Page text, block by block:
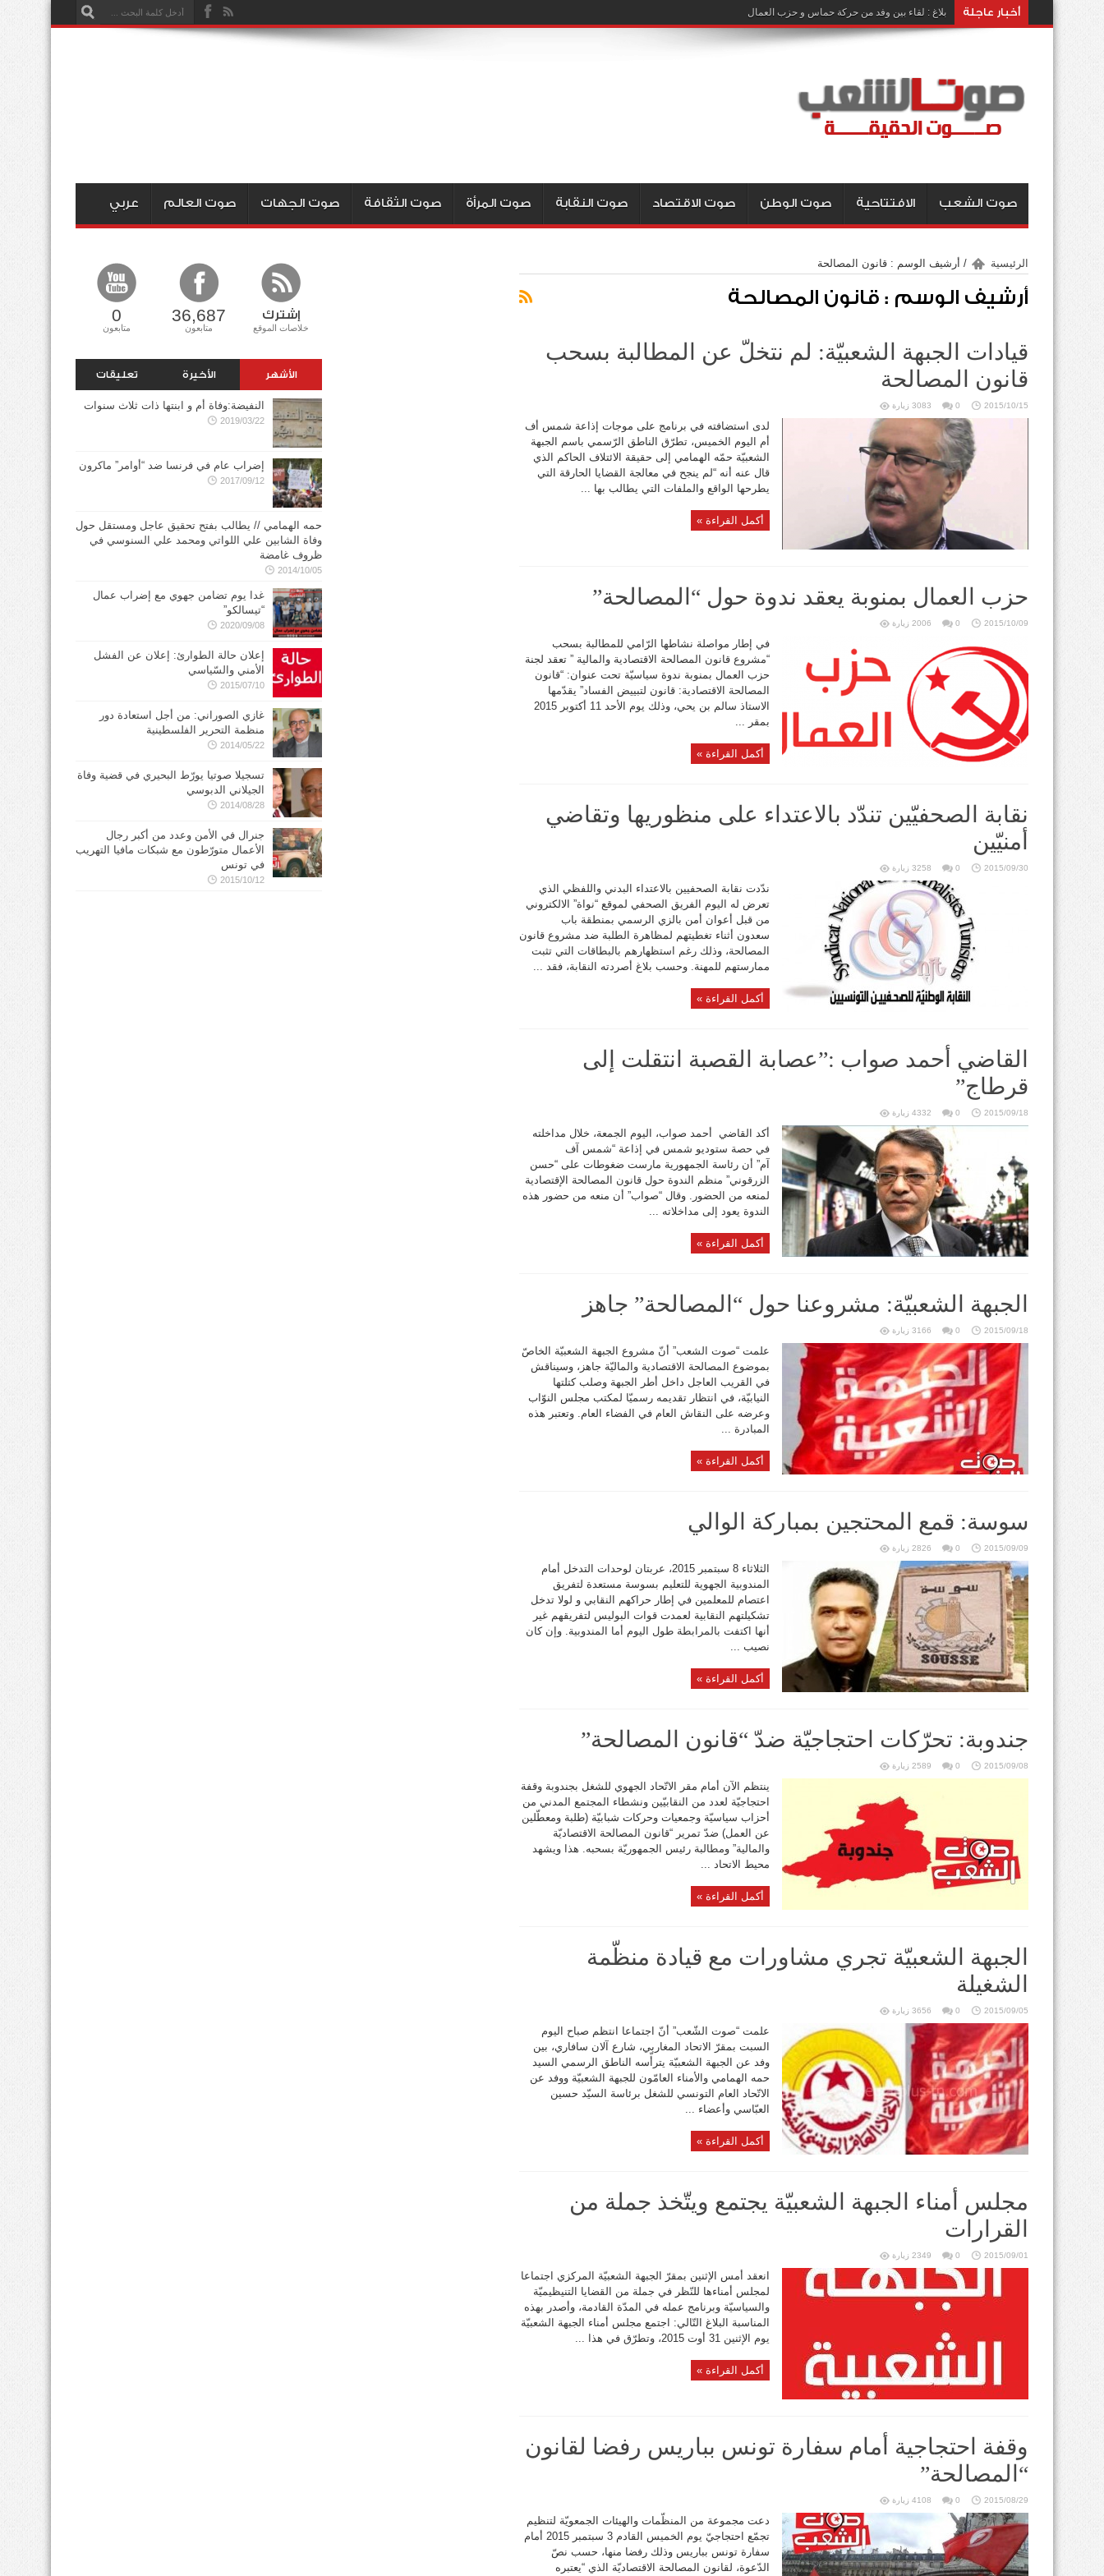
أخبار عاجلة بلاغ : لقاء بين وفد من حركة حماس و حزب العمال
صوت الشعب الافتتاحية صوت الوطن صوت الاقتصاد صوت النقابة صوت المرأة صوت الثقافة صوت الجهات صوت العالم عربي
الرئيسية / أرشيف الوسم : قانون المصالحة
أرشيف الوسم : قانون المصالحة
قيادات الجبهة الشعبيّة: لم نتخلّ عن المطالبة بسحب
قانون المصالحة
2015/10/15
0 3083 زيارة
لدى استضافته في برنامج على موجات إذاعة شمس أف
أم اليوم الخميس، تطرّق الناطق الرّسمي باسم الجبهة
الشعبيّة حمّه الهمامي إلى حقيقة الائتلاف الحاكم الذي
قال عنه أنه “لم ينجح في معالجة القضايا الحارقة التي
يطرحها الواقع والملفات التي يطالب بها ...
أكمل القراءة »
حزب العمال بمنوبة يعقد ندوة حول “المصالحة”
2015/10/09
0 2006 زيارة
في إطار مواصلة نشاطها الرّامي للمطالبة بسحب
“مشروع قانون المصالحة الاقتصادية والمالية ” تعقد لجنة
حزب العمال بمنوبة ندوة سياسيّة تحت عنوان: “قانون
المصالحة الاقتصادية: قانون لتبييض الفساد” يقدّمها
الاستاذ سالم بن يحي، وذلك يوم الأحد 11 أكتوبر 2015
بمقر ...
أكمل القراءة »
نقابة الصحفيّين تندّد بالاعتداء على منظوريها وتقاضي
أمنيّين
2015/09/30
0 3258 زيارة
ندّدت نقابة الصحفيين بالاعتداء البدني واللفظي الذي
تعرض له اليوم الفريق الصحفي لموقع “نواة” الالكتروني
من قبل أعوان أمن بالزي الرسمي بمنطقة باب
سعدون أثناء تغطيتهم لمظاهرة الطلبة ضد مشروع قانون
المصالحة، وذلك رغم استظهارهم بالبطاقات التي تثبت
ممارستهم للمهنة. وحسب بلاغ أصردته النقابة، فقد ...
أكمل القراءة »
القاضي أحمد صواب :”عصابة القصبة انتقلت إلى
قرطاج”
2015/09/18
0 4332 زيارة
أكد القاضي أحمد صواب، اليوم الجمعة، خلال مداخلته
في حصة ستوديو شمس في إذاعة “شمس آف
آم” أن رئاسة الجمهورية مارست ضغوطات على “حسن
الزرقوني” منظم الندوة حول قانون المصالحة الإقتصادية
لمنعه من الحضور. وقال “صواب” أن منعه من حضور هذه
الندوة يعود إلى مداخلاته ...
أكمل القراءة »
الجبهة الشعبيّة: مشروعنا حول “المصالحة” جاهز
2015/09/18
0 3166 زيارة
علمت “صوت الشعب” أنّ مشروع الجبهة الشعبيّة الخاصّ
بموضوع المصالحة الاقتصادية والماليّة جاهز، وسيناقش
في القريب العاجل داخل أطر الجبهة وصلب كتلتها
النيابيّة، في انتظار تقديمه رسميّا لمكتب مجلس النوّاب
وعرضه على النقاش العام في الفضاء العام. وتعتبر هذه
المبادرة ...
أكمل القراءة »
سوسة: قمع المحتجين بمباركة الوالي
2015/09/09
0 2826 زيارة
الثلاثاء 8 سبتمبر 2015، عربتان لوحدات التدخل أمام
المندوبية الجهوية للتعليم بسوسة مستعدة لتفريق
اعتصام للمعلمين في إطار حراكهم النقابي و لولا تدخل
تشكيلتهم النقابية لعمدت قوات البوليس لتفريقهم غير
أنها اكتفت بالمرابطة طول اليوم أما المندوبية. وإن كان
نصيب ...
أكمل القراءة »
جندوبة: تحرّكات احتجاجيّة ضدّ “قانون المصالحة”
2015/09/08
0 2589 زيارة
ينتظم الآن أمام مقر الاتّحاد الجهوي للشغل بجندوبة وقفة
احتجاجيّة لعدد من النقابيّين ونشطاء المجتمع المدني من
أحزاب سياسيّة وجمعيات وحركات شبابيّة (طلبة ومعطّلين
عن العمل) ضدّ تمرير “قانون المصالحة الاقتصاديّة
والمالية” ومطالبة رئيس الجمهوريّة بسحبه. هذا ويشهد
محيط الاتحاد ...
أكمل القراءة »
الجبهة الشعبيّة تجري مشاورات مع قيادة منظّمة
الشغيلة
2015/09/05
0 3656 زيارة
علمت “صوت الشّعب” أنّ اجتماعا انتظم صباح اليوم
السبت بمقرّ الاتحاد المغاربي، شارع آلان سافاري، بين
وفد عن الجبهة الشعبيّة يترأّسه الناطق الرسمي السيد
حمه الهمامي والأمناء العامّون للجبهة الشعبيّة ووفد عن
الاتّحاد العام التونسي للشغل برئاسة السيّد حسين
العبّاسي وأعضاء ...
أكمل القراءة »
مجلس أمناء الجبهة الشعبيّة يجتمع ويتّخذ جملة من
القرارات
2015/09/01
0 2349 زيارة
انعقد أمس الإثنين بمقرّ الجبهة الشعبيّة المركزي اجتماعا
لمجلس أمناءها للنّظر في جملة من القضايا التنيظيميّة
والسياسيّة وبرنامج عمله في المدّة القادمة، وأصدر بهذه
المناسبة البلاغ التّالي: اجتمع مجلس أمناء الجبهة الشعبيّة
يوم الإثنين 31 أوت 2015، وتطرّق في هذا ...
أكمل القراءة »
وقفة احتجاجية أمام سفارة تونس بباريس رفضا لقانون
“المصالحة”
2015/08/29
0 4108 زيارة
دعت مجموعة من المنظّمات والهيئات الجمعويّة لتنظيم
تجمّع احتجاجيّ يوم الخميس القادم 3 سبتمبر 2015 أمام
سفارة تونس بباريس وذلك رفضا منها، حسب نصّ
الدّعوة، لقانون المصالحة الاقتصاديّة الذي “يعتبره
إشترك
خلاصات الموقع
36,687
متابعون
0
متابعون
الأشهر الأخيرة تعليقات
النفيضة:وفاة أم و ابنتها ذات ثلاث سنوات
2019/03/22
إضراب عام في فرنسا ضد “أوامر” ماكرون
2017/09/12
حمه الهمامي // يطالب بفتح تحقيق عاجل ومستقل حول
وفاة الشابين علي اللواتي ومحمد علي السنوسي في
ظروف غامضة
2014/10/05
غدا يوم تضامن جهوي مع إضراب عمال
“تيسالكو”
2020/09/08
إعلان حالة الطوارئ: إعلان عن الفشل
الأمني والسّياسي
2015/07/10
غازي الصوراني: من أجل استعادة دور
منظمة التحرير الفلسطينية
2014/05/22
تسجيلا صوتيا يورّط البحيري في قضية وفاة
الجيلاني الدبوسي
2014/08/28
جنرال في الأمن وعدد من أكبر رجال
الأعمال متورّطون مع شبكات مافيا التهريب
في تونس
2015/10/12